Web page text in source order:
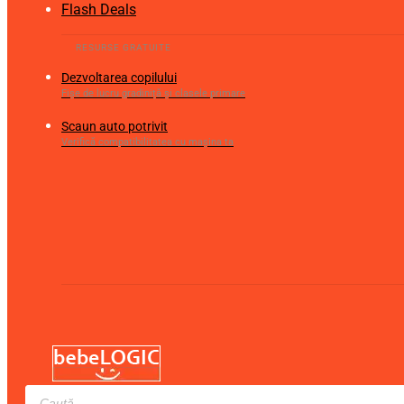
Flash Deals
Dezvoltarea copilului
Fișe de lucru gradiniță și clasele primare
Scaun auto potrivit
Verifică compatibilitatea cu mașina ta
Products